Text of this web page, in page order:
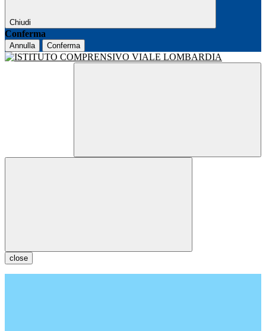
Chiudi
Conferma
Annulla Conferma
close